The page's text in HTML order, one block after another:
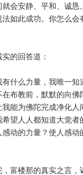
就会安静、平和、诚恳
如此成功。你怎么会
的回答道：
么力量，我唯一知
在布教前，默默的向佛
我能为佛陀完成净化人
希望人人都知道大觉者
动的力量？使人感动
楼那的真实之言，